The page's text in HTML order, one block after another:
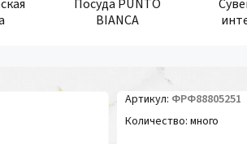
Посуда PUNTO
BIANCA
Артикул ФРФ88805251
Количество много